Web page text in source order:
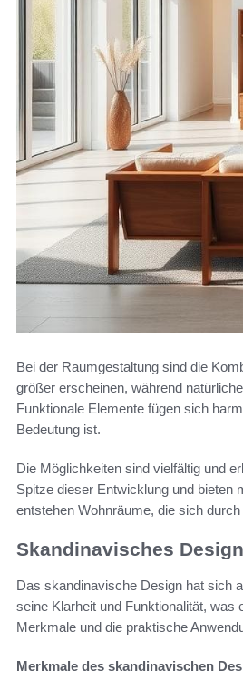
Bei der Raumgestaltung sind die
größer erscheinen, während
Funktionale Elemente fügen sich
Bedeutung ist.
Die Möglichkeiten sind vielfältig und
Spitze dieser Entwicklung und bieten
entstehen Wohnräume, die sich
Skandinavisches
Das skandinavische Design hat sich
seine Klarheit und Funktionalität,
Merkmale und die praktische
Merkmale des skandinavischen